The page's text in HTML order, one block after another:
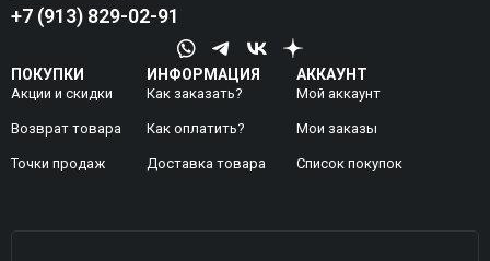
+7 (913) 829-02-91
ПОКУПКИ
Акции и скидки
Возврат товара
Точки продаж
ИНФОРМАЦИЯ
Как заказать?
Как оплатить?
Доставка товара
АККАУНТ
Мой аккаунт
Mои заказы
Список покупок